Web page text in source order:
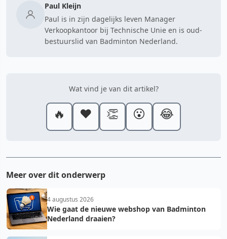
Paul Kleijn
Paul is in zijn dagelijks leven Manager
Verkoopkantoor bij Technische Unie en is oud-
bestuurslid van Badminton Nederland.
Wat vind je van dit artikel?
🔥 ❤️ 👏 😮 😂
Meer over dit onderwerp
4 augustus 2026
Wie gaat de nieuwe webshop van Badminton
Nederland draaien?